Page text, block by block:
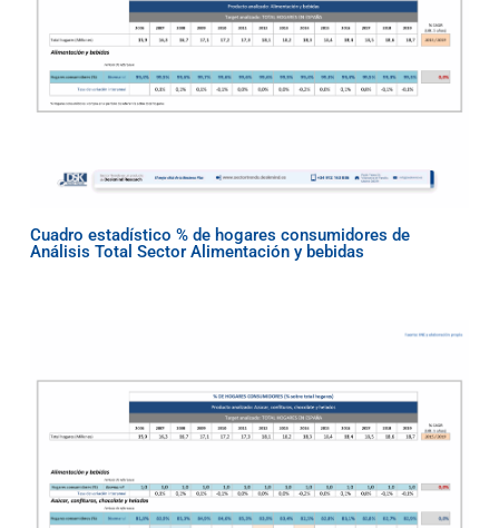
Cuadro estadístico % de hogares consumidores de
Análisis Total Sector Alimentación y bebidas